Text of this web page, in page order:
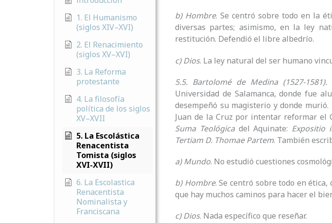
1. El Humanismo
(siglos XIV–XVI)
2. El Renacimiento
(siglos XV–XVI)
3. La Reforma
protestante
4. La filosofía
política de los siglos
XV–XVII
5. La Escolástica
Renacentista
Tomista (siglos
XVI-XVII)
6. La Escolastica
Renacentista
Nominalista y
Franciscana
b) Hombre. Se centró sobre todo en la
diversas partes; asimismo, en la ley
restitución. Defendió el libre albedrío.
c) Dios. La ley natural del ser humano
5.5. Bartolomé de Medina (1527-1581).
Universidad de Salamanca, donde fue
desempeñó su magisterio y donde murió.
Juan de la Cruz por intentar reformar el
Suma Teológicadel Aquinate: Expositio
Tertiam D. Thomae Partem. También
a) Mundo. No estudió cuestiones
b) Hombre. Se centró sobre todo en
que hay muchos caminos para hacer el
c) Dios. Nada específico que reseñar.